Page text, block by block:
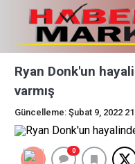
Ryan Donk'un
varmış
Güncelleme: Şubat 9, 2022
0